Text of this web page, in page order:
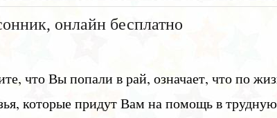
онлайн бесплатно
что Вы попали в рай, означает, что по
которые придут Вам на помощь в